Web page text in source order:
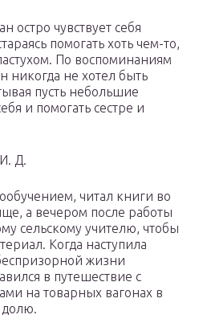
остро чувствует себя
помогать хоть чем-то,
По воспоминаниям
никогда не хотел быть
пусть небольшие
и помогать сестре и
Д.
читал книги во
а вечером после работы
сельскому учителю, чтобы
Когда наступила
жизни
в путешествие с
на товарных вагонах в